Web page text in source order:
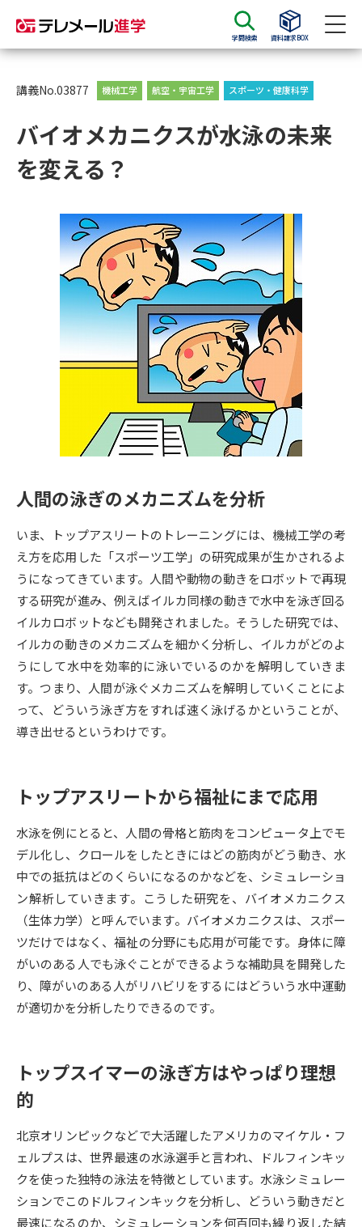
学問検索 資料請求BOX
資料請求 資料検索
大学・短大の資料種類から請求
総合型選抜・学校推薦型選抜 募
集要項＆願書
大学入学共通テスト利用選抜の
募集要項＆願書
過去問題集
大学・短大以外の資料から請求
専門学校の資料請求 大学院の資料請求
留学・進学関連、塾・予備校
大学入学共通テスト「受験案
内」の請求
大学入学共通テスト「受験上の
配慮案内」の請求
高等学校卒業程度認定試験
幼稚園教員資格認定試験 小学校教員資格認定試験
高等学校（情報）教員資格認定
試験
大学研究 大学検索
大学で学べる内容や特徴を調べる
新増設大学・学部・学科特集
国際・グローバルに強い大学特
デジタルパンフレット 進路の３択
新学年スタート号特集ページ
（高3生用）
新学年スタート号特集ページ
（高2生用）
SELFBRAND特集ページ
オープンキャンパスなどを調べる
オープンキャンパス検索 実施プログラムから探す
志望校・出願校を調べる
併願校選び 受験スケジュールを立てよう
講義No.03877 機械工学 航空・宇宙工学 スポーツ・健康科学
バイオメカニクスが水泳の未来
を変える？
人間の泳ぎのメカニズムを分析
いま、トップアスリートのトレーニングには、機械工学の考
え方を応用した「スポーツ工学」の研究成果が生かされるよ
うになってきています。人間や動物の動きをロボットで再現
する研究が進み、例えばイルカ同様の動きで水中を泳ぎ回る
イルカロボットなども開発されました。そうした研究では、
イルカの動きのメカニズムを細かく分析し、イルカがどのよ
うにして水中を効率的に泳いでいるのかを解明していきま
す。つまり、人間が泳ぐメカニズムを解明していくことによ
って、どういう泳ぎ方をすれば速く泳げるかということが、
導き出せるというわけです。
トップアスリートから福祉にまで応用
水泳を例にとると、人間の骨格と筋肉をコンピュータ上でモ
デル化し、クロールをしたときにはどの筋肉がどう動き、水
中での抵抗はどのくらいになるのかなどを、シミュレーショ
ン解析していきます。こうした研究を、バイオメカニクス
（生体力学）と呼んでいます。バイオメカニクスは、スポー
ツだけではなく、福祉の分野にも応用が可能です。身体に障
がいのある人でも泳ぐことができるような補助具を開発した
り、障がいのある人がリハビリをするにはどういう水中運動
が適切かを分析したりできるのです。
トップスイマーの泳ぎ方はやっぱり理想
的
北京オリンピックなどで大活躍したアメリカのマイケル・フ
ェルプスは、世界最速の水泳選手と言われ、ドルフィンキッ
クを使った独特の泳法を特徴としています。水泳シミュレー
ションでこのドルフィンキックを分析し、どういう動きだと
最速になるのか、シミュレーションを何百回も繰り返した結